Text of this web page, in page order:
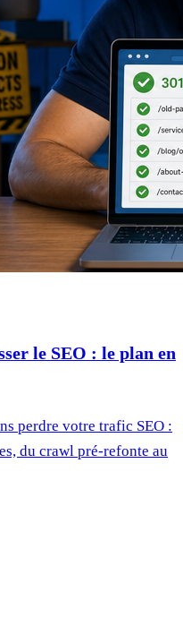
le SEO : le plan en
perdre votre trafic SEO :
du crawl pré-refonte au